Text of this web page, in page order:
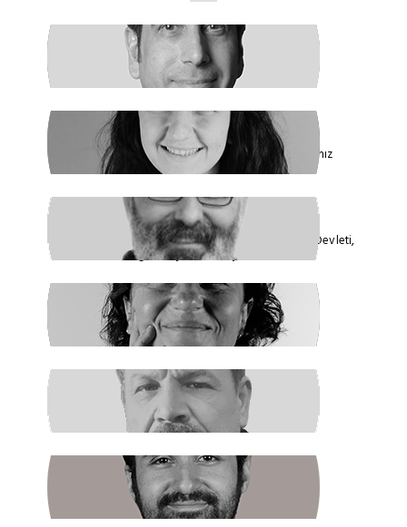
HAKAN ÖZTÜRK
Barışa Başlamalıyız
FİDAN ATASELİM
Paketinizle 6284’e Dokunamayacaksınız
VEYSEL AKTAŞ
Faşizmin Yeniden Biçimlenmesi. Kriz Devleti,
Hegemonya ve Türkiye
GÜLSÜM KAV
Şiddetin İlacı, Barışa Kavuşmaktır
RAŞİT ŞAHİN
Boş Koltukta Kim Oturuyordu?
BATUHAN GÜNDOĞDU
Halkın Kendi Kendini Yönetmesi